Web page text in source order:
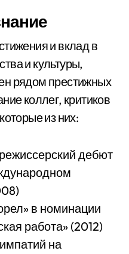
и вклад в
и культуры,
рядом престижных
коллег, критиков
из них:
дебют
в номинации
работа» (2012)
на